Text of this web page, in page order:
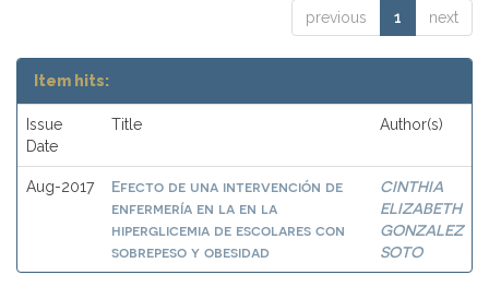
previous 1 next
Item hits:
Issue
Date
Title Author(s)
Aug-2017
Efecto de una intervención de
enfermería en la en la
hiperglicemia de escolares con
sobrepeso y obesidad
CINTHIA
ELIZABETH
GONZALEZ
SOTO